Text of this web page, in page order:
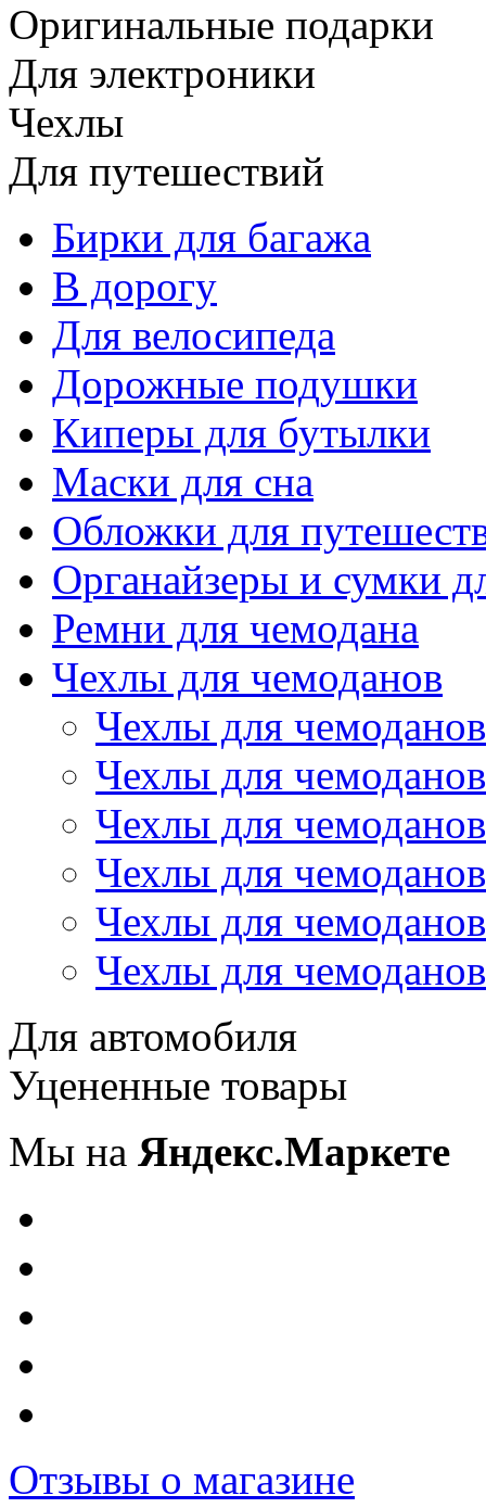
Оригинальные подарки
Для электроники
Чехлы
Для путешествий
Бирки для багажа
В дорогу
Для велосипеда
Дорожные подушки
Киперы для бутылки
Маски для сна
Обложки для
Органайзеры и сумки
Ремни для чемодана
Чехлы для чемоданов
Чехлы для
Чехлы для
Чехлы для
Чехлы для
Чехлы для
Чехлы для
Для автомобиля
Уцененные товары
Мы на Яндекс.Маркете
Отзывы о магазине